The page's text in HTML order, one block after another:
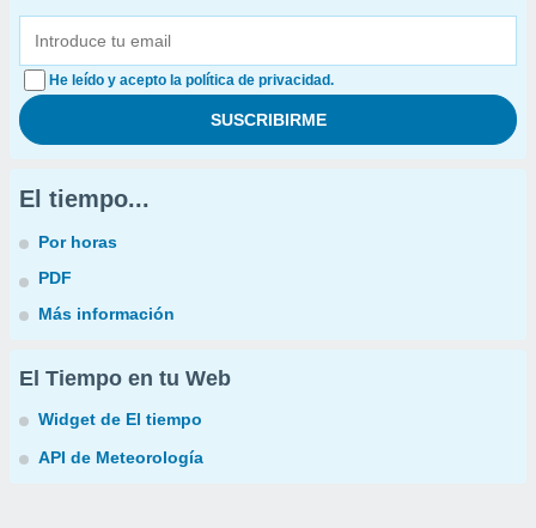
He leído y acepto la política de privacidad.
El tiempo...
Por horas
PDF
Más información
El Tiempo en tu Web
Widget de El tiempo
API de Meteorología